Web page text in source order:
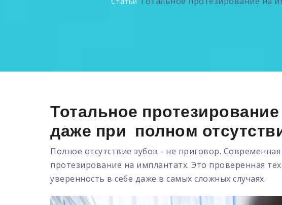
Тотальное
даже при полном
Полное отсутствие зубов - не приговор.
протезирование на имплантатх. Это проверенная
уверенность в себе даже в самых сложных случаях.